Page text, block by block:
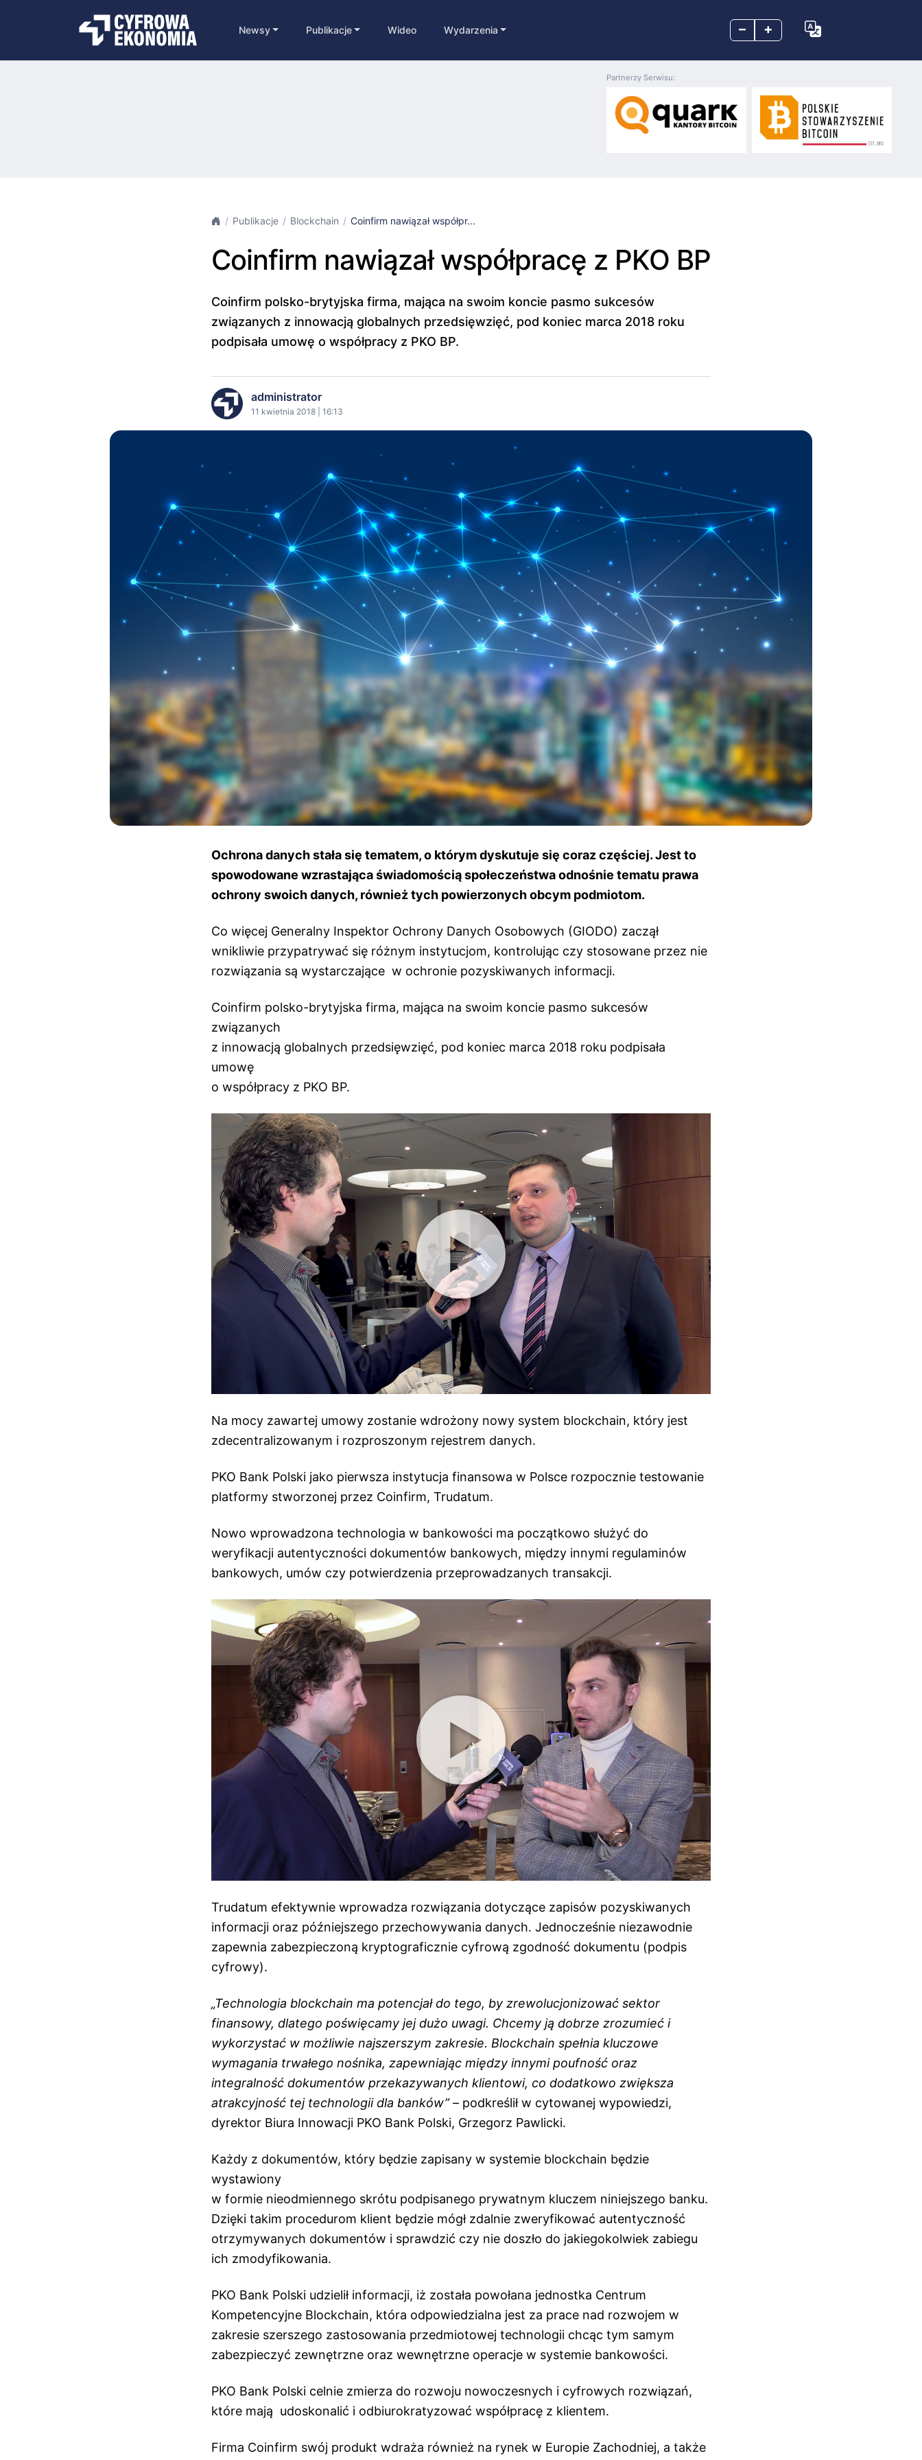
– +
Newsy Publikacje Wideo Wydarzenia
Partnerzy Serwisu:
Publikacje Blockchain Coinfirm nawiązał współpr...
Coinfirm nawiązał współpracę z PKO BP
Coinfirm polsko-brytyjska firma, mająca na swoim koncie pasmo sukcesów
związanych z innowacją globalnych przedsięwzięć, pod koniec marca 2018 roku
podpisała umowę o współpracy z PKO BP.
administrator
11 kwietnia 2018 | 16:13
Ochrona danych stała się tematem, o którym dyskutuje się coraz częściej. Jest to
spowodowane wzrastająca świadomością społeczeństwa odnośnie tematu prawa
ochrony swoich danych, również tych powierzonych obcym podmiotom.
Co więcej Generalny Inspektor Ochrony Danych Osobowych (GIODO) zaczął
wnikliwie przypatrywać się różnym instytucjom, kontrolując czy stosowane przez nie
rozwiązania są wystarczające w ochronie pozyskiwanych informacji.
Coinfirm polsko-brytyjska firma, mająca na swoim koncie pasmo sukcesów
związanych
z innowacją globalnych przedsięwzięć, pod koniec marca 2018 roku podpisała
umowę
o współpracy z PKO BP.
Na mocy zawartej umowy zostanie wdrożony nowy system blockchain, który jest
zdecentralizowanym i rozproszonym rejestrem danych.
PKO Bank Polski jako pierwsza instytucja finansowa w Polsce rozpocznie testowanie
platformy stworzonej przez Coinfirm, Trudatum.
Nowo wprowadzona technologia w bankowości ma początkowo służyć do
weryfikacji autentyczności dokumentów bankowych, między innymi regulaminów
bankowych, umów czy potwierdzenia przeprowadzanych transakcji.
Trudatum efektywnie wprowadza rozwiązania dotyczące zapisów pozyskiwanych
informacji oraz późniejszego przechowywania danych. Jednocześnie niezawodnie
zapewnia zabezpieczoną kryptograficznie cyfrową zgodność dokumentu (podpis
cyfrowy).
„Technologia blockchain ma potencjał do tego, by zrewolucjonizować sektor
finansowy, dlatego poświęcamy jej dużo uwagi. Chcemy ją dobrze zrozumieć i
wykorzystać w możliwie najszerszym zakresie. Blockchain spełnia kluczowe
wymagania trwałego nośnika, zapewniając między innymi poufność oraz
integralność dokumentów przekazywanych klientowi, co dodatkowo zwiększa
atrakcyjność tej technologii dla banków”– podkreślił w cytowanej wypowiedzi,
dyrektor Biura Innowacji PKO Bank Polski, Grzegorz Pawlicki.
Każdy z dokumentów, który będzie zapisany w systemie blockchain będzie
wystawiony
w formie nieodmiennego skrótu podpisanego prywatnym kluczem niniejszego banku.
Dzięki takim procedurom klient będzie mógł zdalnie zweryfikować autentyczność
otrzymywanych dokumentów i sprawdzić czy nie doszło do jakiegokolwiek zabiegu
ich zmodyfikowania.
PKO Bank Polski udzielił informacji, iż została powołana jednostka Centrum
Kompetencyjne Blockchain, która odpowiedzialna jest za prace nad rozwojem w
zakresie szerszego zastosowania przedmiotowej technologii chcąc tym samym
zabezpieczyć zewnętrzne oraz wewnętrzne operacje w systemie bankowości.
PKO Bank Polski celnie zmierza do rozwoju nowoczesnych i cyfrowych rozwiązań,
które mają udoskonalić i odbiurokratyzować współpracę z klientem.
Firma Coinfirm swój produkt wdraża również na rynek w Europie Zachodniej, a także